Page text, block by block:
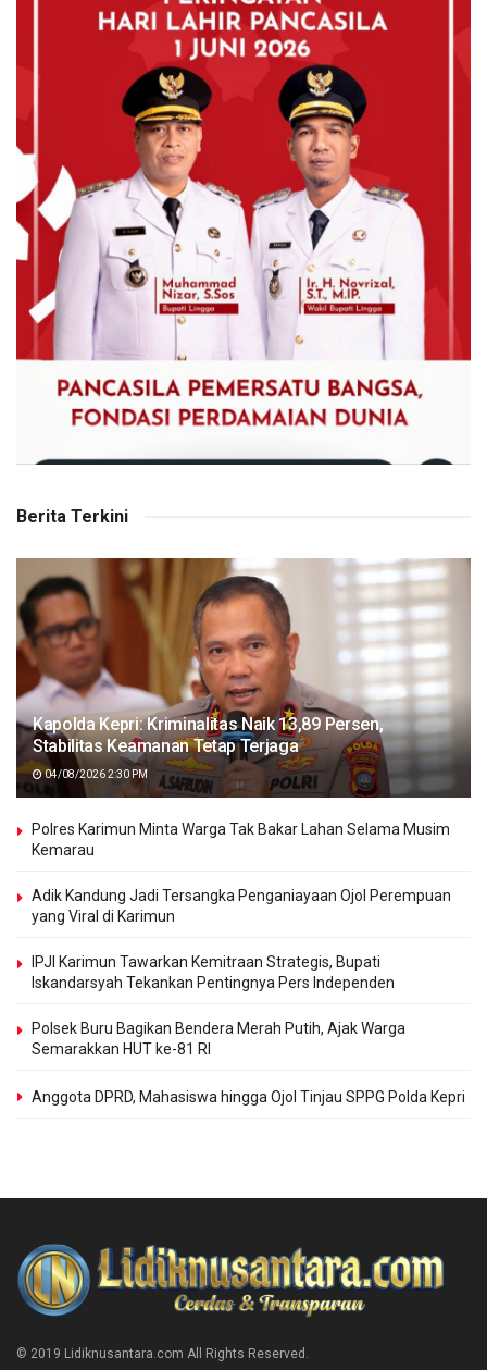
Berita Terkini
Kapolda Kepri: Kriminalitas Naik 13,89 Persen,
Stabilitas Keamanan Tetap Terjaga
04/08/2026 2:30 PM
Polres Karimun Minta Warga Tak Bakar Lahan Selama Musim
Kemarau
Adik Kandung Jadi Tersangka Penganiayaan Ojol Perempuan
yang Viral di Karimun
IPJI Karimun Tawarkan Kemitraan Strategis, Bupati
Iskandarsyah Tekankan Pentingnya Pers Independen
Polsek Buru Bagikan Bendera Merah Putih, Ajak Warga
Semarakkan HUT ke-81 RI
Anggota DPRD, Mahasiswa hingga Ojol Tinjau SPPG Polda Kepri
© 2019 Lidiknusantara.com All Rights Reserved.